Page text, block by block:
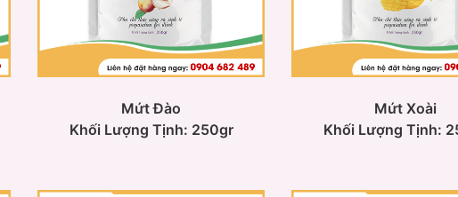
Mứt Đào
Khối Lượng Tịnh: 250gr
Mứt Xoài
Khối Lượng Tịnh: